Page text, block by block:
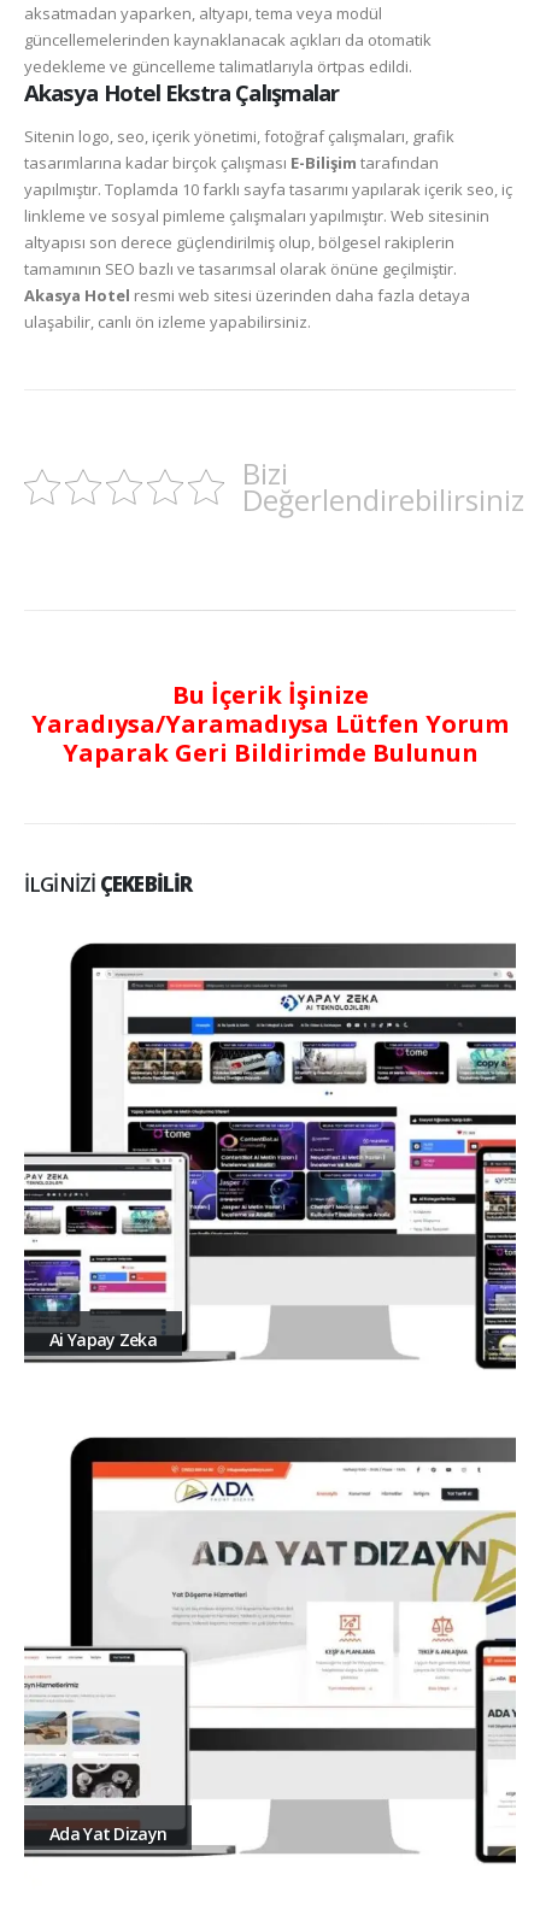
aksatmadan yaparken, altyapı, tema veya modül
güncellemelerinden kaynaklanacak açıkları da otomatik
yedekleme ve güncelleme talimatlarıyla örtpas edildi.
Akasya Hotel Ekstra Çalışmalar
Sitenin logo, seo, içerik yönetimi, fotoğraf çalışmaları, grafik
tasarımlarına kadar birçok çalışması E-Bilişim tarafından
yapılmıştır. Toplamda 10 farklı sayfa tasarımı yapılarak içerik seo, iç
linkleme ve sosyal pimleme çalışmaları yapılmıştır. Web sitesinin
altyapısı son derece güçlendirilmiş olup, bölgesel rakiplerin
tamamının SEO bazlı ve tasarımsal olarak önüne geçilmiştir.
Akasya Hotel resmi web sitesi üzerinden daha fazla detaya
ulaşabilir, canlı ön izleme yapabilirsiniz.
Bizi
Değerlendirebilirsiniz
Bu İçerik İşinize
Yaradıysa/Yaramadıysa Lütfen Yorum
Yaparak Geri Bildirimde Bulunun
İLGINIZI ÇEKEBILIR
Ai Yapay Zeka
Ada Yat Dizayn